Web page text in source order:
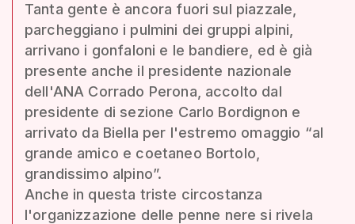
Tanta gente è ancora fuori sul piazzale,
parcheggiano i pulmini dei gruppi alpini,
arrivano i gonfaloni e le bandiere, ed è già
presente anche il presidente nazionale
dell'ANA Corrado Perona, accolto dal
presidente di sezione Carlo Bordignon e
arrivato da Biella per l'estremo omaggio “al
grande amico e coetaneo Bortolo,
grandissimo alpino”.
Anche in questa triste circostanza
l'organizzazione delle penne nere si rivela